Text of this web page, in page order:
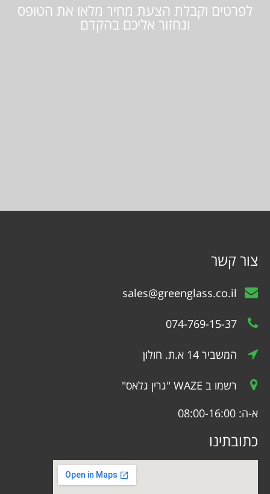
לפרטים וקבלת הצעת מחיר מלאו את הטופס
ונחזור אליכם בהקדם
צור קשר
sales@greenglass.co.il
074-769-15-37
המשביר 14 א.ת. חולון
רשמו ב WAZE "גרין גלאס"
א-ה: 08:00-16:00
כתובתינו